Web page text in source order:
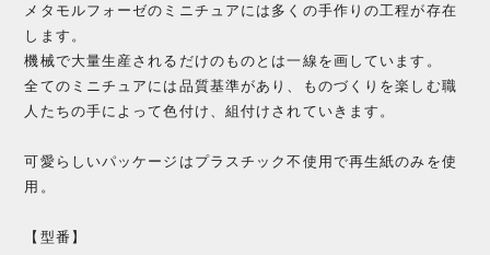
メタモルフォーゼのミニチュアには多くの手作りの工程が存在
します。
機械で大量生産されるだけのものとは一線を画しています。
全てのミニチュアには品質基準があり、ものづくりを楽しむ職
人たちの手によって色付け、組付けされていきます。
可愛らしいパッケージはプラスチック不使用で再生紙のみを使
用。
【型番】